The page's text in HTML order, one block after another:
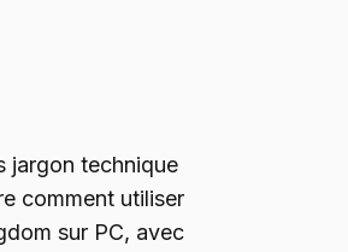
jargon technique
comment utiliser
sur PC, avec